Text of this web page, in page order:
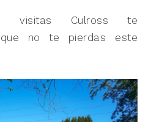
visitas Culross te
que no te pierdas este